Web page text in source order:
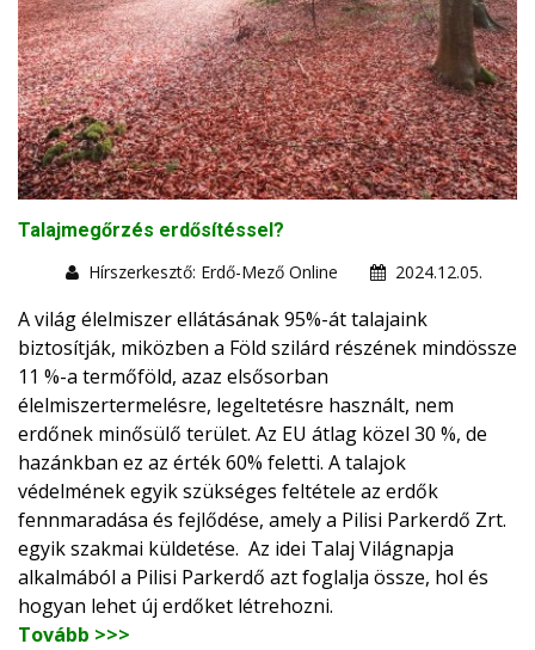
Talajmegőrzés erdősítéssel?
Hírszerkesztő: Erdő-Mező Online
2024.12.05.
A világ élelmiszer ellátásának 95%-át talajaink
biztosítják, miközben a Föld szilárd részének mindössze
11 %-a termőföld, azaz elsősorban
élelmiszertermelésre, legeltetésre használt, nem
erdőnek minősülő terület. Az EU átlag közel 30 %, de
hazánkban ez az érték 60% feletti. A talajok
védelmének egyik szükséges feltétele az erdők
fennmaradása és fejlődése, amely a Pilisi Parkerdő Zrt.
egyik szakmai küldetése. Az idei Talaj Világnapja
alkalmából a Pilisi Parkerdő azt foglalja össze, hol és
hogyan lehet új erdőket létrehozni.
Tovább >>>